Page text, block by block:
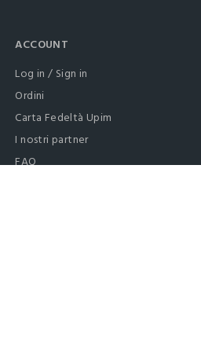
ACCOUNT
Log in / Sign in
Ordini
Carta Fedeltà Upim
I nostri partner
FAQ